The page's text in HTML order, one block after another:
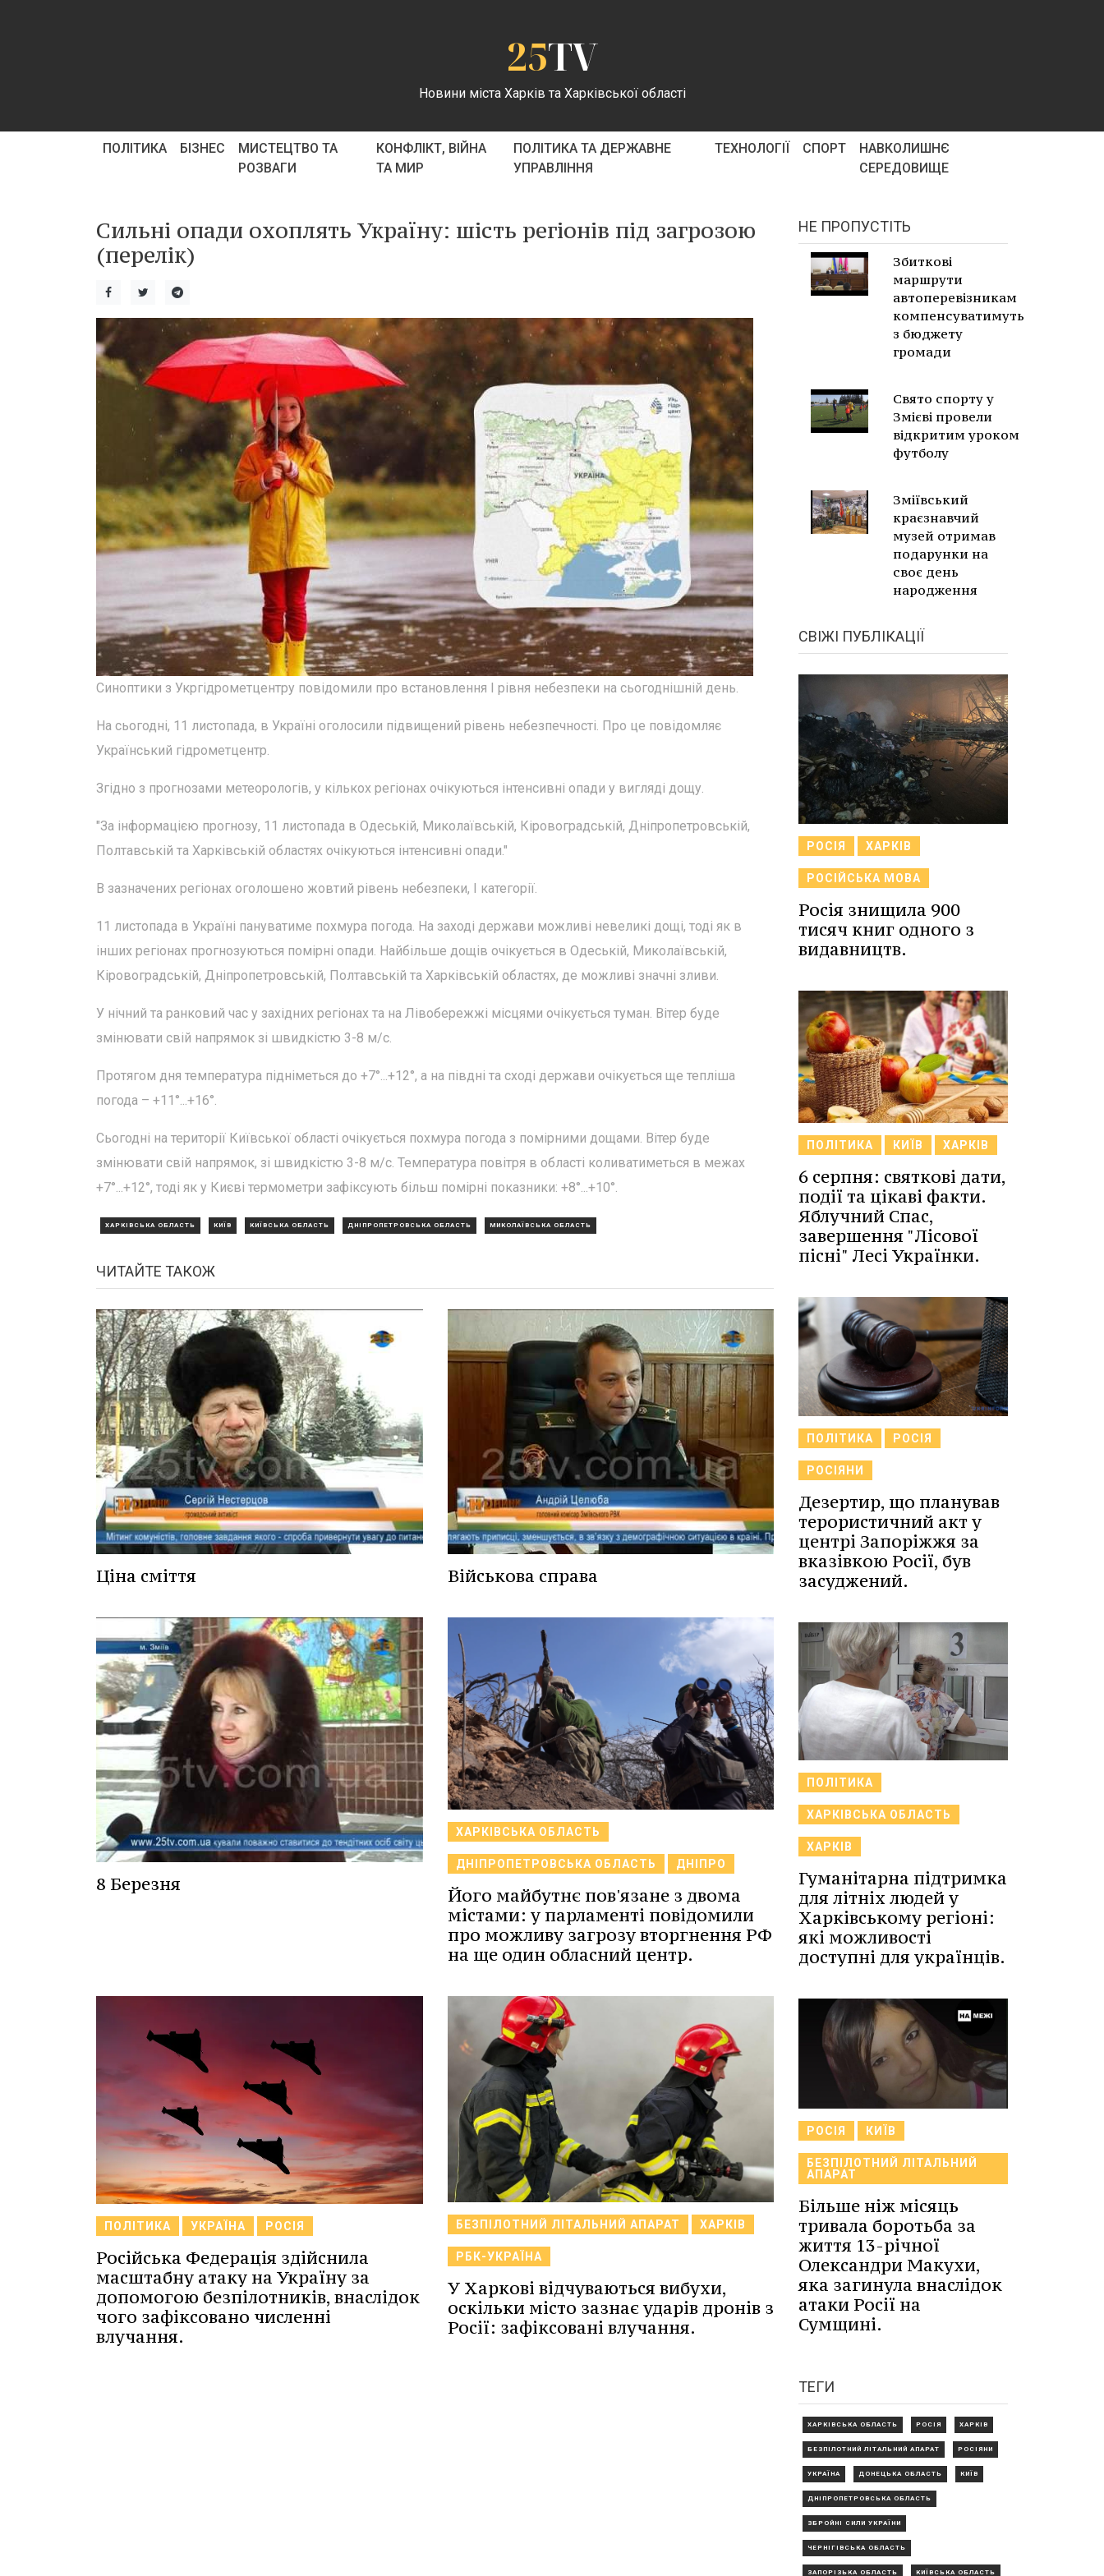
25TV
Новини міста Харків та Харківської області
ПОЛІТИКА БІЗНЕС
МИСТЕЦТВО ТА
РОЗВАГИ
КОНФЛІКТ, ВІЙНА
ТА МИР
ПОЛІТИКА ТА ДЕРЖАВНЕ
УПРАВЛІННЯ
ТЕХНОЛОГІЇ СПОРТ
НАВКОЛИШНЄ
СЕРЕДОВИЩЕ
Сильні опади охоплять Україну: шість регіонів під загрозою
(перелік)
Синоптики з Укргідрометцентру повідомили про встановлення І рівня небезпеки на сьогоднішній день.
На сьогодні, 11 листопада, в Україні оголосили підвищений рівень небезпечності. Про це повідомляє
Український гідрометцентр.
Згідно з прогнозами метеорологів, у кількох регіонах очікуються інтенсивні опади у вигляді дощу.
"За інформацією прогнозу, 11 листопада в Одеській, Миколаївській, Кіровоградській, Дніпропетровській,
Полтавській та Харківській областях очікуються інтенсивні опади."
В зазначених регіонах оголошено жовтий рівень небезпеки, І категорії.
11 листопада в Україні пануватиме похмура погода. На заході держави можливі невеликі дощі, тоді як в
інших регіонах прогнозуються помірні опади. Найбільше дощів очікується в Одеській, Миколаївській,
Кіровоградській, Дніпропетровській, Полтавській та Харківській областях, де можливі значні зливи.
У нічний та ранковий час у західних регіонах та на Лівобережжі місцями очікується туман. Вітер буде
змінювати свій напрямок зі швидкістю 3-8 м/с.
Протягом дня температура підніметься до +7°...+12°, а на півдні та сході держави очікується ще тепліша
погода – +11°...+16°.
Сьогодні на території Київської області очікується похмура погода з помірними дощами. Вітер буде
змінювати свій напрямок, зі швидкістю 3-8 м/с. Температура повітря в області коливатиметься в межах
+7°...+12°, тоді як у Києві термометри зафіксують більш помірні показники: +8°...+10°.
ХАРКІВСЬКА ОБЛАСТЬ КИЇВ КИЇВСЬКА ОБЛАСТЬ ДНІПРОПЕТРОВСЬКА ОБЛАСТЬ МИКОЛАЇВСЬКА ОБЛАСТЬ
ЧИТАЙТЕ ТАКОЖ
Ціна сміття Військова справа
8 Березня
ХАРКІВСЬКА ОБЛАСТЬ
ДНІПРОПЕТРОВСЬКА ОБЛАСТЬ ДНІПРО
Його майбутнє пов'язане з двома
містами: у парламенті повідомили
про можливу загрозу вторгнення РФ
на ще один обласний центр.
ПОЛІТИКА УКРАЇНА РОСІЯ
Російська Федерація здійснила
масштабну атаку на Україну за
допомогою безпілотників, внаслідок
чого зафіксовано численні
влучання.
БЕЗПІЛОТНИЙ ЛІТАЛЬНИЙ АПАРАТ ХАРКІВ
РБК-УКРАЇНА
У Харкові відчуваються вибухи,
оскільки місто зазнає ударів дронів з
Росії: зафіксовані влучання.
НЕ ПРОПУСТІТЬ
Збиткові
маршрути
автоперевізникам
компенсуватимуть
з бюджету
громади
Свято спорту у
Змієві провели
відкритим уроком
футболу
Зміївський
краєзнавчий
музей отримав
подарунки на
своє день
народження
СВІЖІ ПУБЛІКАЦІЇ
РОСІЯ ХАРКІВ
РОСІЙСЬКА МОВА
Росія знищила 900
тисяч книг одного з
видавництв.
ПОЛІТИКА КИЇВ ХАРКІВ
6 серпня: святкові дати,
події та цікаві факти.
Яблучний Спас,
завершення "Лісової
пісні" Лесі Українки.
ПОЛІТИКА РОСІЯ
РОСІЯНИ
Дезертир, що планував
терористичний акт у
центрі Запоріжжя за
вказівкою Росії, був
засуджений.
ПОЛІТИКА
ХАРКІВСЬКА ОБЛАСТЬ
ХАРКІВ
Гуманітарна підтримка
для літніх людей у
Харківському регіоні:
які можливості
доступні для українців.
РОСІЯ КИЇВ
БЕЗПІЛОТНИЙ ЛІТАЛЬНИЙ
АПАРАТ
Більше ніж місяць
тривала боротьба за
життя 13-річної
Олександри Макухи,
яка загинула внаслідок
атаки Росії на
Сумщині.
ТЕГИ
ХАРКІВСЬКА ОБЛАСТЬ РОСІЯ ХАРКІВ
БЕЗПІЛОТНИЙ ЛІТАЛЬНИЙ АПАРАТ РОСІЯНИ
УКРАЇНА ДОНЕЦЬКА ОБЛАСТЬ КИЇВ
ДНІПРОПЕТРОВСЬКА ОБЛАСТЬ
ЗБРОЙНІ СИЛИ УКРАЇНИ
ЧЕРНІГІВСЬКА ОБЛАСТЬ
ЗАПОРІЗЬКА ОБЛАСТЬ КИЇВСЬКА ОБЛАСТЬ